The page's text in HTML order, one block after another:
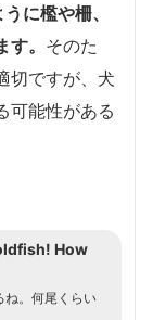
に檻や柵、
。 そのた
切ですが、犬
可能性がある
How
ね。何尾くらい